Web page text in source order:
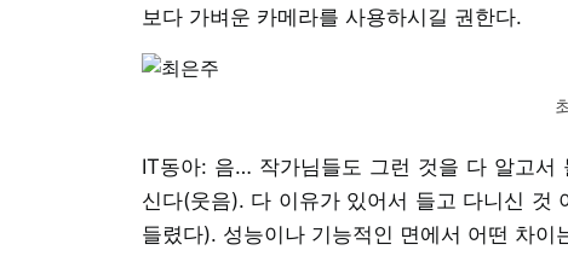
보다 가벼운 카메라를 사용하시길 권한다.
IT동아: 음… 작가님들도 그런 것을 다 알고서
신다(웃음). 다 이유가 있어서 들고 다니신 것
들렸다). 성능이나 기능적인 면에서 어떤 차이